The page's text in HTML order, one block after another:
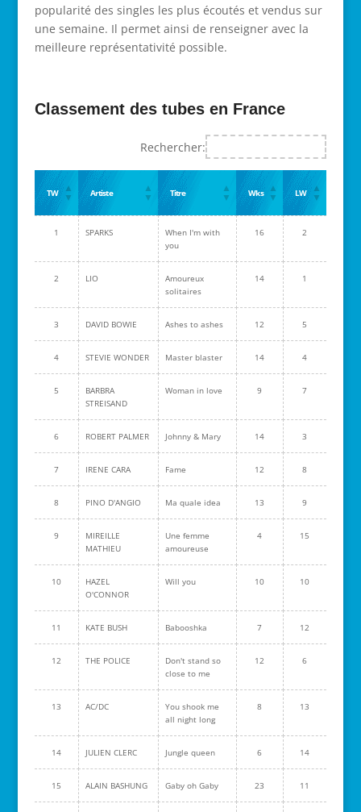
popularité des singles les plus écoutés et vendus sur
une semaine. Il permet ainsi de renseigner avec la
meilleure représentativité possible.
Classement des tubes en France
Rechercher:
TW Artiste Titre Wks LW
1 SPARKS
When I'm with
you
16 2
2 LIO
Amoureux
solitaires
14 1
3 DAVID BOWIE Ashes to ashes 12 5
4 STEVIE WONDER Master blaster 14 4
5
BARBRA
STREISAND
Woman in love 9 7
6 ROBERT PALMER Johnny & Mary 14 3
7 IRENE CARA Fame 12 8
8 PINO D'ANGIO Ma quale idea 13 9
9
MIREILLE
MATHIEU
Une femme
amoureuse
4 15
10
HAZEL
O'CONNOR
Will you 10 10
11 KATE BUSH Babooshka 7 12
12 THE POLICE
Don't stand so
close to me
12 6
13 AC/DC
You shook me
all night long
8 13
14 JULIEN CLERC Jungle queen 6 14
15 ALAIN BASHUNG Gaby oh Gaby 23 11